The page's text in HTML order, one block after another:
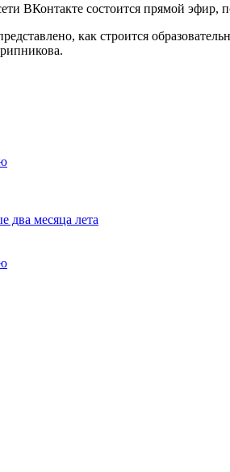
ВКонтакте состоится прямой
как строится
два месяца лета